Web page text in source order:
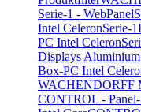
Serie-1 - WebPanel
Intel CeleronSerie-
PC Intel Celeron
Displays Aluminium
Box-PC Intel
WACHENDORFF
CONTROL -